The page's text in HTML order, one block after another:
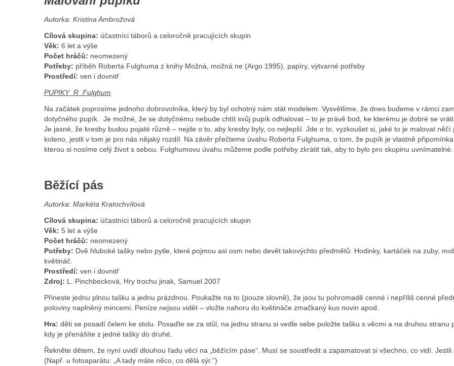
Autorka: Kristina Ambrožová
Cílová skupina: účastníci táborů a celoročně pracujících skupin
Věk: 6 let a výše
Počet hráčů: neomezený
Potřeby: příběh Roberta Fulghuma z knihy Možná, možná ne (Argo 1995), papíry, výtvarné potřeby
Prostředí: ven i dovnitř
PUPIKY_R_Fulghum
Na začátek poprosíme jednoho dobrovolníka, který by byl ochotný nám stát modelem. Vysvětlíme, že dnes budeme v rámci
dotyčného pupík. Je možné, že se dotyčnému nebude chtít svůj pupík odhalovat – to je právě bod, ke kterému je dobré se
Je jasné, že kresby budou pojaté různě – nejde o to, aby kresby byly, co nejlepší. Jde o to, vyzkoušet si, jaké to je malovat
koleno, jestli v tom je pro nás nějaký rozdíl. Na závěr přečteme úvahu Roberta Fulghuma, o tom, že pupík je vlastně
kterou si nosíme celý život s sebou. Fulghumovu úvahu můžeme podle potřeby zkrátit tak, aby to bylo pro skupinu uvnímatelné.
Běžící pás
Autorka: Markéta Kratochvílová
Cílová skupina: účastníci táborů a celoročně pracujících skupin
Věk: 5 let a výše
Počet hráčů: neomezený
Potřeby: Dvě hluboké tašky nebo pytle, které pojmou asi osm nebo devět takovýchto předmětů: Hodinky, kartáček na zuby,
květináč.
Prostředí: ven i dovnitř
Zdroj: L. Pinchbecková, Hry trochu jinak, Samuel 2007
Přineste jednu plnou tašku a jednu prázdnou. Poukažte na to (pouze slovně), že jsou tu pohromadě cenné i nepříliš cenné
poloviny naplněný mincemi. Peníze nejsou vidět – vložte nahoru do květináče zmačkaný kus novin apod.
Hra: děti se posadí čelem ke stolu. Posaďte se za stůl, na jednu stranu si vedle sebe položte tašku s věcmi a na druhou
kdy je přenášíte z jedné tašky do druhé.
Řekněte dětem, že nyní uvidí dlouhou řadu věcí na „běžícím páse“. Musí se soustředit a zapamatovat si všechno, co vidí.
(Např. u fotoaparátu: „A tady máte něco, co dělá sýr.“)